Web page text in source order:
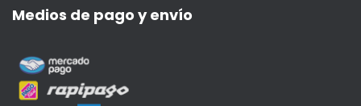
Medios de pago y envío